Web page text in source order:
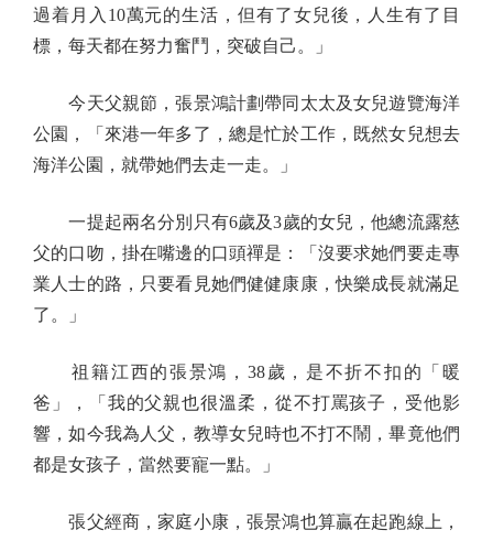
過着月入10萬元的生活，但有了女兒後，人生有了目
標，每天都在努力奮鬥，突破自己。」
今天父親節，張景鴻計劃帶同太太及女兒遊覽海洋
公園，「來港一年多了，總是忙於工作，既然女兒想去
海洋公園，就帶她們去走一走。」
一提起兩名分別只有6歲及3歲的女兒，他總流露慈
父的口吻，掛在嘴邊的口頭禪是：「沒要求她們要走專
業人士的路，只要看見她們健健康康，快樂成長就滿足
了。」
祖籍江西的張景鴻，38歲，是不折不扣的「暖
爸」，「我的父親也很溫柔，從不打罵孩子，受他影
響，如今我為人父，教導女兒時也不打不鬧，畢竟他們
都是女孩子，當然要寵一點。」
張父經商，家庭小康，張景鴻也算贏在起跑線上，